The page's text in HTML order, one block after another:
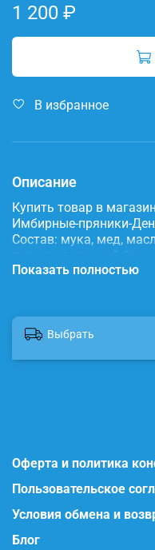
1 200 ₽
В избранное
Описание
Купить товар в
Имбирные-пряники-
Состав: мука, мед,
питьевая, яичный
пищевые красители.
Показать полностью
Выбрать
Оферта и политика
Пользовательское
Условия обмена и
Блог